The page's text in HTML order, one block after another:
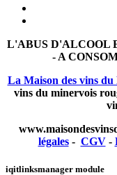
L'ABUS D'ALCOOL
- A
La Maison des vins
vins du minervois
www.
légales- CGV-
iqitlinksmanager module